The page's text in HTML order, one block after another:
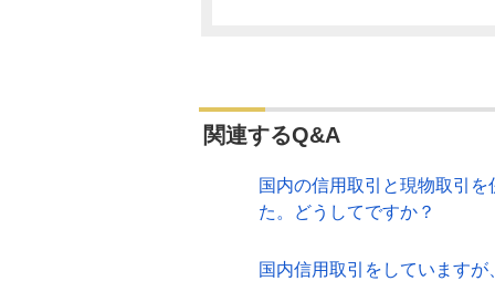
関連するQ&A
国内の信用取引と現物取引
た。どうしてですか？
国内信用取引をしています